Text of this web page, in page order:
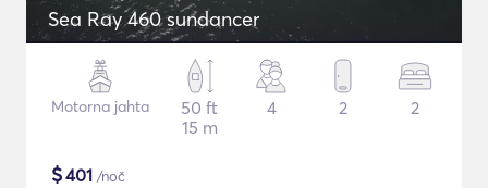
Sea Ray 460 sundancer
Motorna jahta
50 ft
15 m
4 2 2
$401 /noč